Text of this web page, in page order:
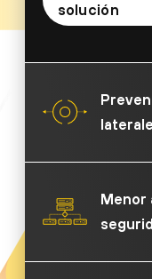
solución
Menor